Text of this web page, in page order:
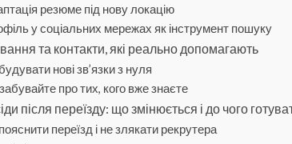
резюме під нову локацію
у соціальних мережах як інструмент пошуку
та контакти, які реально допомагають
нові зв’язки з нуля
про тих, кого вже знаєте
після переїзду: що змінюється і до чого
переїзд і не злякати рекрутера